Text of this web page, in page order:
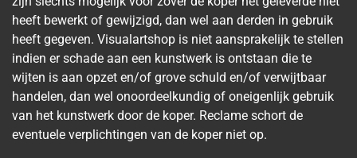
heeft bewerkt of gewijzigd, dan wel aan derden in gebruik
heeft gegeven. Visualartshop is niet aansprakelijk te stellen
indien er schade aan een kunstwerk is ontstaan die te
wijten is aan opzet en/of grove schuld en/of verwijtbaar
handelen, dan wel onoordeelkundig of oneigenlijk gebruik
van het kunstwerk door de koper. Reclame schort de
eventuele verplichtingen van de koper niet op.